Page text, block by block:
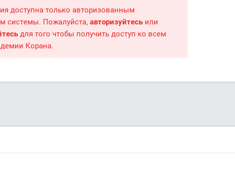
доступна только авторизованным
системы. Пожалуйста, авторизуйтесь или
для того чтобы получить доступ ко всем
Корана.